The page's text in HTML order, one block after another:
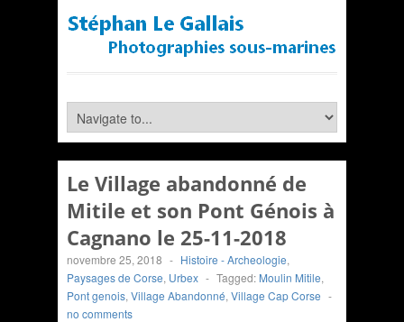
Le Village abandonné de
Mitile et son Pont Génois à
Cagnano le 25-11-2018
novembre 25, 2018 - Histoire - Archeologie,
Paysages de Corse, Urbex - Tagged: Moulin Mitile,
Pont genois, Village Abandonné, Village Cap Corse -
no comments